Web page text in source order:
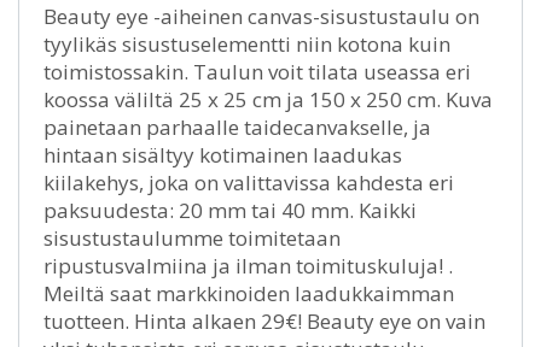
Beauty eye -aiheinen canvas-sisustustaulu on
tyylikäs sisustuselementti niin kotona kuin
toimistossakin. Taulun voit tilata useassa eri
koossa väliltä 25 x 25 cm ja 150 x 250 cm. Kuva
painetaan parhaalle taidecanvakselle, ja
hintaan sisältyy kotimainen laadukas
kiilakehys, joka on valittavissa kahdesta eri
paksuudesta: 20 mm tai 40 mm. Kaikki
sisustustaulumme toimitetaan
ripustusvalmiina ja ilman toimituskuluja! .
Meiltä saat markkinoiden laadukkaimman
tuotteen. Hinta alkaen 29€! Beauty eye on vain